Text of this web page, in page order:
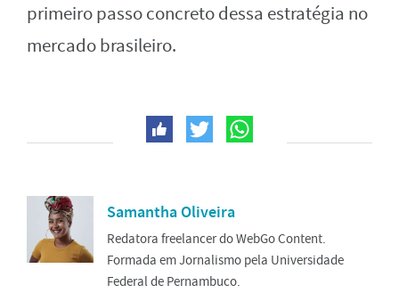
primeiro passo concreto dessa estratégia no
mercado brasileiro.
Samantha Oliveira
Redatora freelancer do WebGo Content.
Formada em Jornalismo pela Universidade
Federal de Pernambuco.